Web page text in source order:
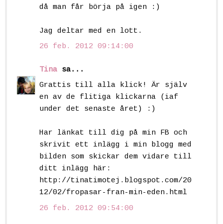
då man får börja på igen :)
Jag deltar med en lott.
26 feb. 2012 09:14:00
Tina sa...
Grattis till alla klick! Är själv
en av de flitiga klickarna (iaf
under det senaste året) :)
Har länkat till dig på min FB och
skrivit ett inlägg i min blogg med
bilden som skickar dem vidare till
ditt inlägg här:
http://tinatimotej.blogspot.com/20
12/02/fropasar-fran-min-eden.html
26 feb. 2012 09:54:00